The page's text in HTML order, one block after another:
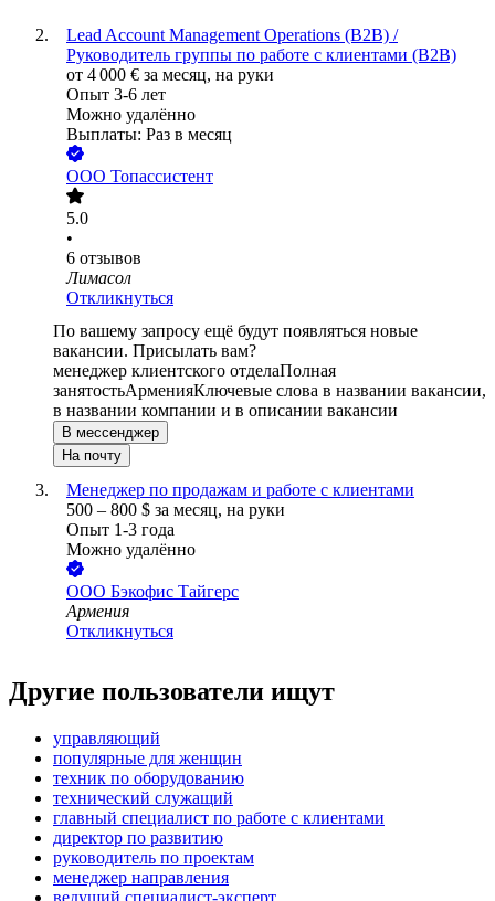
Lead Account Management Operations (B2B) /
Руководитель группы по работе с клиентами (B2B)
от 4 000 € за месяц, на руки
Опыт 3-6 лет
Можно удалённо
Выплаты: Раз в месяц
ООО Топассистент
5.0
•
6 отзывов
Лимасол
Откликнуться
По вашему запросу ещё будут появляться новые
вакансии. Присылать вам?
менеджер клиентского отделаПолная
занятостьАрменияКлючевые слова в названии вакансии,
в названии компании и в описании вакансии
В мессенджер
На почту
Менеджер по продажам и работе с клиентами
500 – 800 $ за месяц, на руки
Опыт 1-3 года
Можно удалённо
ООО Бэкофис Тайгерс
Армения
Откликнуться
Другие пользователи ищут
управляющий
популярные для женщин
техник по оборудованию
технический служащий
главный специалист по работе с клиентами
директор по развитию
руководитель по проектам
менеджер направления